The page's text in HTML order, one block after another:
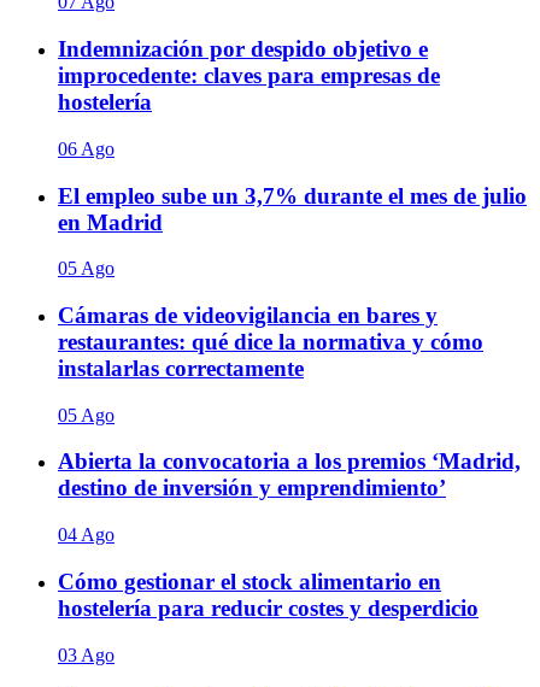
Indemnización por despido objetivo e
improcedente: claves para empresas de
hostelería
06 Ago
El empleo sube un 3,7% durante el mes de julio
en Madrid
05 Ago
Cámaras de videovigilancia en bares y
restaurantes: qué dice la normativa y cómo
instalarlas correctamente
05 Ago
Abierta la convocatoria a los premios ‘Madrid,
destino de inversión y emprendimiento’
04 Ago
Cómo gestionar el stock alimentario en
hostelería para reducir costes y desperdicio
03 Ago